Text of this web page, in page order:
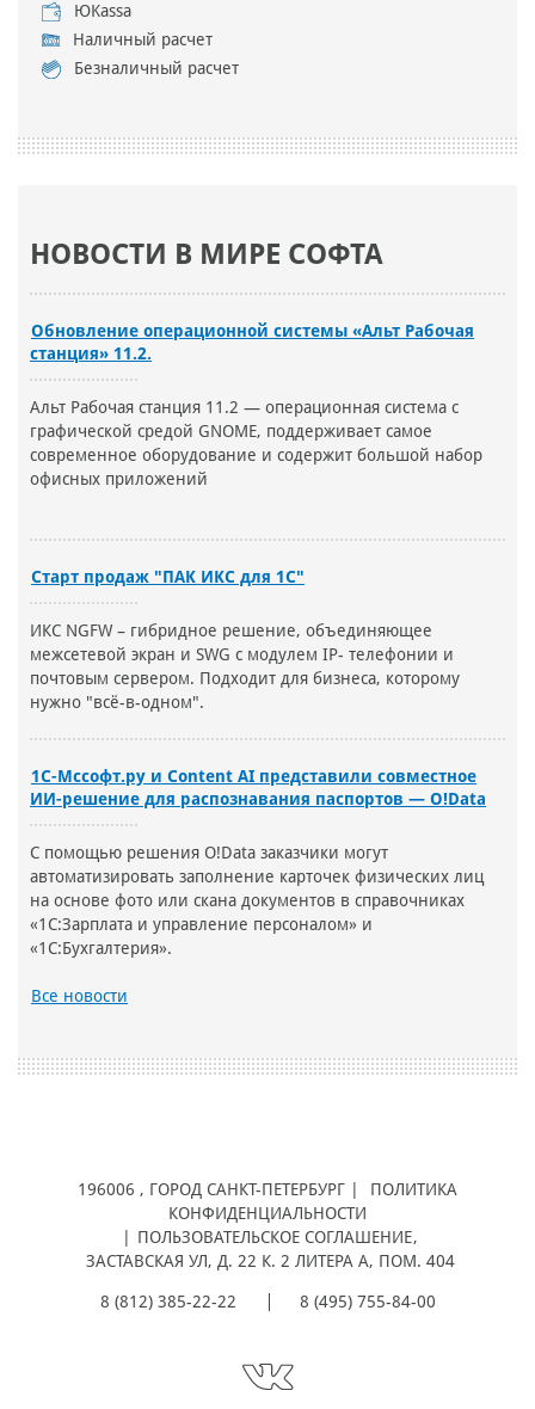
ЮKassa
Наличный расчет
Безналичный расчет
НОВОСТИ В МИРЕ СОФТА
Обновление операционной системы «Альт Рабочая
станция» 11.2.
Альт Рабочая станция 11.2 — операционная система с
графической средой GNOME, поддерживает самое
современное оборудование и содержит большой набор
офисных приложений
Старт продаж "ПАК ИКС для 1С"
ИКС NGFW – гибридное решение, объединяющее
межсетевой экран и SWG с модулем IP- телефонии и
почтовым сервером. Подходит для бизнеса, которому
нужно "всё-в-одном".
1С-Мссофт.ру и Content AI представили совместное
ИИ-решение для распознавания паспортов — O!Data
С помощью решения O!Data заказчики могут
автоматизировать заполнение карточек физических лиц
на основе фото или скана документов в справочниках
«1С:Зарплата и управление персоналом» и
«1С:Бухгалтерия».
Все новости
196006 , ГОРОД САНКТ-ПЕТЕРБУРГ |
ПОЛИТИКА
КОНФИДЕНЦИАЛЬНОСТИ
ПОЛЬЗОВАТЕЛЬСКОЕ СОГЛАШЕНИЕ,
ЗАСТАВСКАЯ УЛ, Д. 22 К. 2 ЛИТЕРА А, ПОМ. 404
8 (812) 385-22-22 8 (495) 755-84-00